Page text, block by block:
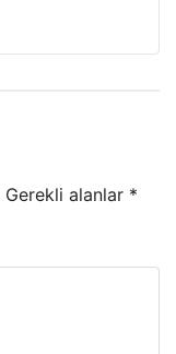
Gerekli alanlar *